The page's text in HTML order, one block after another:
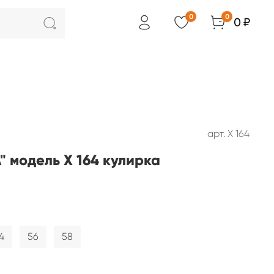
0 0
0 ₽
арт. Х 164
Х 164 кулирка
56 58